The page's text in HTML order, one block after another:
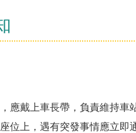
應戴上車長帶，負責維持車
位上，遇有突發事情應立即